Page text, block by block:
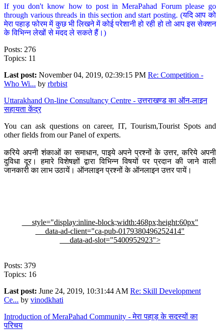
If you don't know how to post in MeraPahad Forum please go
through various threads in this section and start posting. (यदि आप को
मेरा पहाड़ फोरम में कुछ भी लिखने में कोई परेशानी हो रही हो तो आप इस सेक्शन
के विभिन्न लेखों से मदद ले सकते हैं।)
Posts: 276
Topics: 11
Last post: November 04, 2019, 02:39:15 PM Re: Competition -
Who Wi... by rbrbist
Uttarakhand On-line Consultancy Centre - उत्तराखण्ड का ऑन-लाइन
सहायता केंद्र
You can ask questions on career, IT, Tourism,Tourist Spots and
other fields from our Panel of experts.
करिये अपनी शंकाओं का समाधान, पाइये अपने प्रश्नों के उत्तर, करिये अपनी
दुविधा दूर। हमारे विशेषज्ञों द्वारा विभिन्न विषयों पर प्रदान की जाने वाली
जानकारी का लाभ उठायें। ऑनलाइन प्रश्नों के ऑनलाइन उत्तर पायें।
style="display:inline-block;width:468px;height:60px"
data-ad-client="ca-pub-0179380496252414"
data-ad-slot="5400952923">
Posts: 379
Topics: 16
Last post: June 24, 2019, 10:31:44 AM Re: Skill Development
Ce... by vinodkhati
Introduction of MeraPahad Community - मेरा पहाड़ के सदस्यों का
परिचय